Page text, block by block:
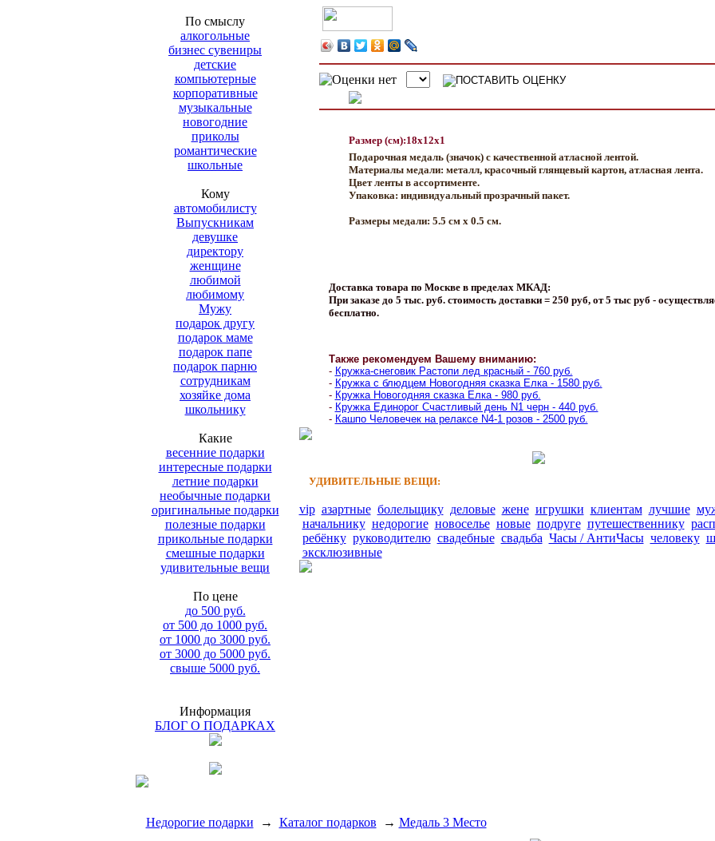
По смыслу
алкогольные
бизнес сувениры
детские
компьютерные
корпоративные
музыкальные
новогодние
приколы
романтические
школьные
Кому
автомобилисту
Выпускникам
девушке
директору
женщине
любимой
любимому
Мужу
подарок другу
подарок маме
подарок папе
подарок парню
сотрудникам
хозяйке дома
школьнику
Какие
весенние подарки
интересные подарки
летние подарки
необычные подарки
оригинальные подарки
полезные подарки
прикольные подарки
смешные подарки
удивительные вещи
По цене
до 500 руб.
от 500 до 1000 руб.
от 1000 до 3000 руб.
от 3000 до 5000 руб.
свыше 5000 руб.
Информация
БЛОГ О ПОДАРКАХ
Размер (см):18x12x1
Подарочная медаль (значок) с качественной атласной лентой.
Материалы медали: металл, красочный глянцевый картон, атласная лента.
Цвет ленты в ассортименте.
Упаковка: индивидуальный прозрачный пакет.
Размеры медали: 5.5 см х 0.5 см.
Доставка товара по Москве в пределах МКАД:
При заказе до 5 тыс. руб. стоимость доставки = 250 руб, от 5 тыс руб -
бесплатно.
Также рекомендуем Вашему вниманию:
- Кружка-снеговик Растопи лед красный - 760 руб.
- Кружка с блюдцем Новогодняя сказка Елка - 1580 руб.
- Кружка Новогодняя сказка Елка - 980 руб.
- Кружка Единорог Счастливый день N1 черн - 440 руб.
- Кашпо Человечек на релаксе N4-1 розов - 2500 руб.
УДИВИТЕЛЬНЫЕ ВЕЩИ:
vip азартные болельщику деловые жене игрушки клиентам лучшие
начальнику недорогие новоселье новые подруге путешественнику
ребёнку руководителю свадебные свадьба Часы / АнтиЧасы человеку
эксклюзивные
Недорогие подарки → Каталог подарков → Медаль 3 Место